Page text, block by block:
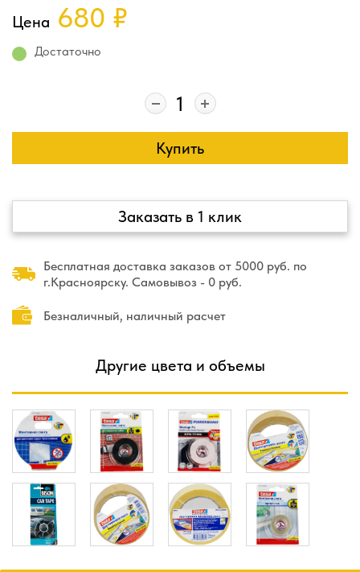
Цена 680 ₽
Достаточно
Купить
Заказать в 1 клик
Бесплатная доставка заказов от 5000 руб. по
г.Красноярску. Самовывоз - 0 руб.
Безналичный, наличный расчет
Другие цвета и объемы